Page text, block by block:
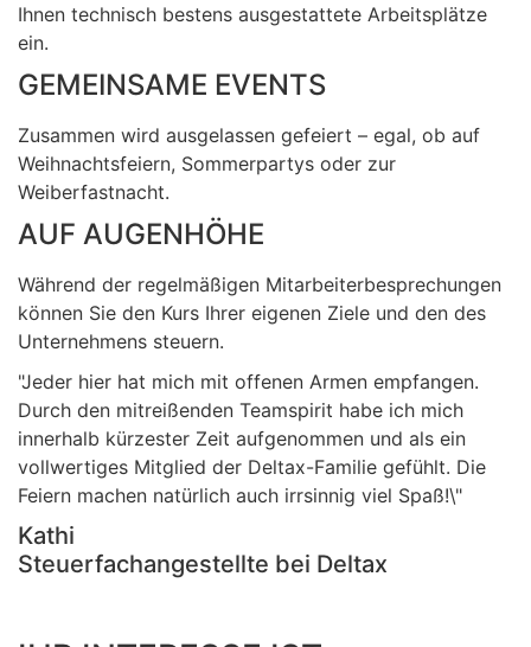
Ihnen technisch bestens ausgestattete Arbeitsplätze
ein.
GEMEINSAME EVENTS
Zusammen wird ausgelassen gefeiert – egal, ob auf
Weihnachtsfeiern, Sommerpartys oder zur
Weiberfastnacht.
AUF AUGENHÖHE
Während der regelmäßigen Mitarbeiterbesprechungen
können Sie den Kurs Ihrer eigenen Ziele und den des
Unternehmens steuern.
"Jeder hier hat mich mit offenen Armen empfangen.
Durch den mitreißenden Teamspirit habe ich mich
innerhalb kürzester Zeit aufgenommen und als ein
vollwertiges Mitglied der Deltax-Familie gefühlt. Die
Feiern machen natürlich auch irrsinnig viel Spaß!\"
Kathi
Steuerfachangestellte bei Deltax